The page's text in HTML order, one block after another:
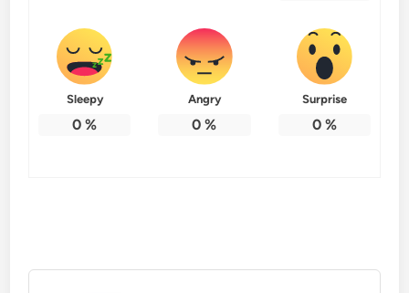
Sleepy
0 %
Angry
0 %
Surprise
0%